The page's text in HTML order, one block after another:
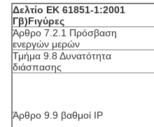
Δελτίο ΕΚ 61851-1:2001
Γβ)Fιγύρες
Άρθρο 7.2.1 Πρόσβαση
ενεργών μερών
Τμήμα 9.8 Δυνατότητα
διάσπασης
Άρθρο 9.9 βαθμοί IP